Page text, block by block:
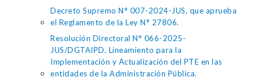
Decreto Supremo N° 007-2024-JUS, que aprueba
el Reglamento de la Ley N° 27806.
Resolución Directoral N° 066-2025-
JUS/DGTAIPD, Lineamiento para la
Implementación y Actualización del PTE en las
entidades de la Administración Pública.